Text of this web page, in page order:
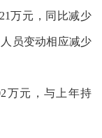
万元，同比减少
员变动相应减少
万元，与上年持